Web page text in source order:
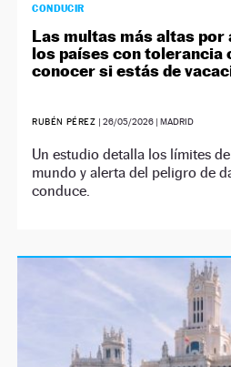
CONDUCIR
Las multas más altas por
los países con tolerancia
conocer si estás de
RUBÉN PÉREZ |26/05/2026 | MADRID
Un estudio detalla los límites
mundo y alerta del peligro de
conduce.